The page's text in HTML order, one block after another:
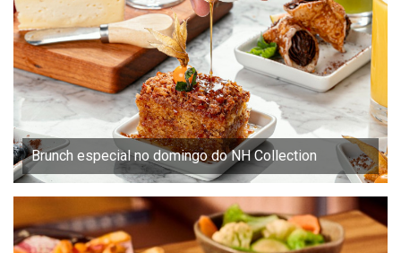
Brunch especial no domingo do NH Collection